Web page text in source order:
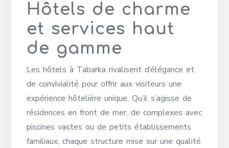
Hôtels de charme
et services haut
de gamme
Les hôtels à Tabarka rivalisent d’élégance et
de convivialité pour offrir aux visiteurs une
expérience hôtelière unique. Qu’il s’agisse de
résidences en front de mer, de complexes avec
piscines vastes ou de petits établissements
familiaux, chaque structure mise sur une qualité